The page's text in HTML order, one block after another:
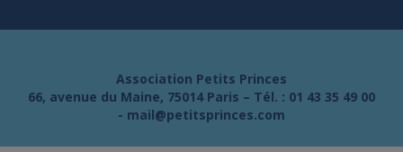
Association Petits Princes
66, avenue du Maine, 75014 Paris – Tél. : 01 43 35 49 00
- mail@petitsprinces.com